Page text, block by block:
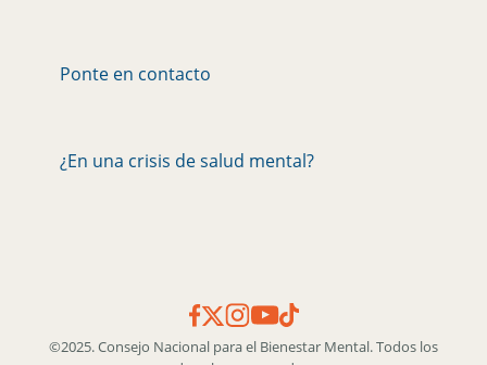
Ponte en contacto
¿En una crisis de salud mental?
©2025. Consejo Nacional para el Bienestar Mental. Todos los